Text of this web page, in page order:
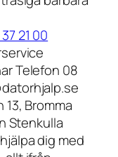
21 00
Telefon 08
Bromma
Stenkulla
dig med